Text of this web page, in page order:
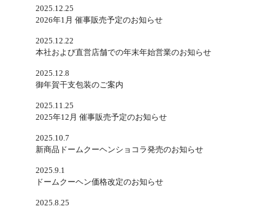
2025.12.25
2026年1月 催事販売予定のお知らせ
2025.12.22
本社および直営店舗での年末年始営業のお知らせ
2025.12.8
御年賀干支包装のご案内
2025.11.25
2025年12月 催事販売予定のお知らせ
2025.10.7
新商品ドームクーヘンショコラ発売のお知らせ
2025.9.1
ドームクーヘン価格改定のお知らせ
2025.8.25